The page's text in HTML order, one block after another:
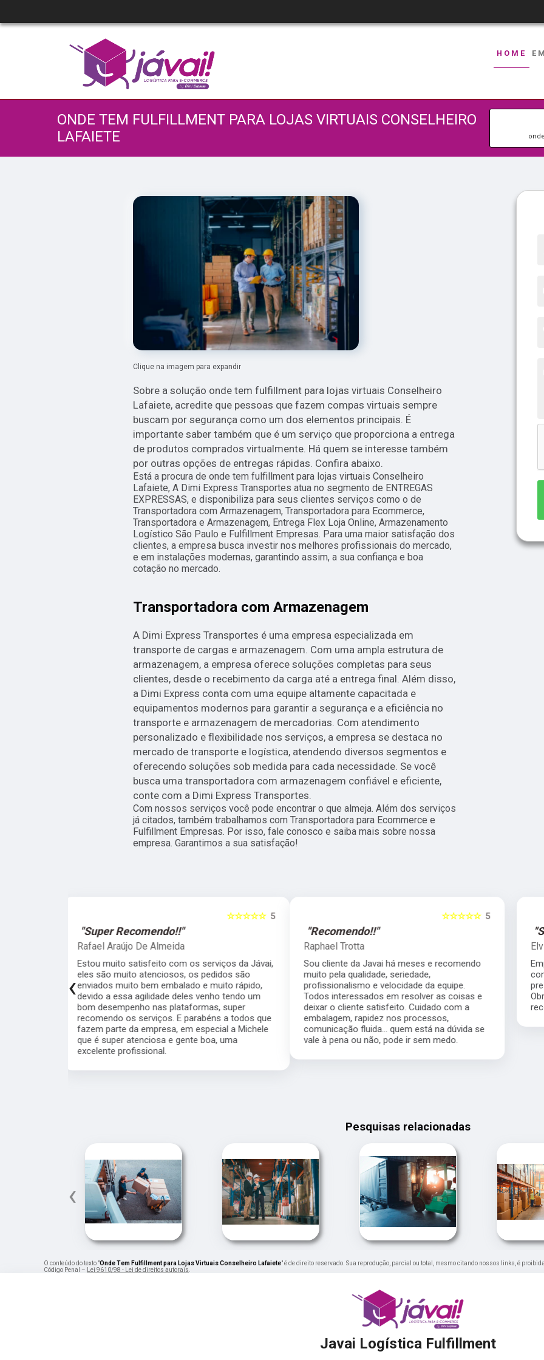
HOME
ONDE TEM FULFILLMENT PARA LOJAS VIRTUAIS CONSELHEIRO
LAFAIETE
Clique na imagem para expandir
Sobre a solução onde tem fulfillment para lojas virtuais Conselheiro
Lafaiete, acredite que pessoas que fazem compas virtuais sempre
buscam por segurança como um dos elementos principais. É
importante saber também que é um serviço que proporciona a entrega
de produtos comprados virtualmente. Há quem se interesse também
por outras opções de entregas rápidas. Confira abaixo.
Está a procura de onde tem fulfillment para lojas virtuais Conselheiro
Lafaiete, A Dimi Express Transportes atua no segmento de ENTREGAS
EXPRESSAS, e disponibiliza para seus clientes serviços como o de
Transportadora com Armazenagem, Transportadora para Ecommerce,
Transportadora e Armazenagem, Entrega Flex Loja Online, Armazenamento
Logístico São Paulo e Fulfillment Empresas. Para uma maior satisfação dos
clientes, a empresa busca investir nos melhores profissionais do mercado,
e em instalações modernas, garantindo assim, a sua confiança e boa
cotação no mercado.
Transportadora com Armazenagem
A Dimi Express Transportes é uma empresa especializada em
transporte de cargas e armazenagem. Com uma ampla estrutura de
armazenagem, a empresa oferece soluções completas para seus
clientes, desde o recebimento da carga até a entrega final. Além disso,
a Dimi Express conta com uma equipe altamente capacitada e
equipamentos modernos para garantir a segurança e a eficiência no
transporte e armazenagem de mercadorias. Com atendimento
personalizado e flexibilidade nos serviços, a empresa se destaca no
mercado de transporte e logística, atendendo diversos segmentos e
oferecendo soluções sob medida para cada necessidade. Se você
busca uma transportadora com armazenagem confiável e eficiente,
conte com a Dimi Express Transportes.
Com nossos serviços você pode encontrar o que almeja. Além dos serviços
já citados, também trabalhamos com Transportadora para Ecommerce e
Fulfillment Empresas. Por isso, fale conosco e saiba mais sobre nossa
empresa. Garantimos a sua satisfação!
5
☆☆☆☆☆
"Recomendo!!"
Raphael Trotta
Sou cliente da Javai há meses e recomendo
muito pela qualidade, seriedade,
profissionalismo e velocidade da equipe.
Todos interessados em resolver as coisas e
deixar o cliente satisfeito. Cuidado com a
embalagem, rapidez nos processos,
comunicação fluida... quem está na dúvida se
vale à pena ou não, pode ir sem medo.
☆☆☆☆☆
"Super Recomendo!!!"
Elvide Ricardo Vitorino
Empresa altamente competente, me atendeu
com muita rapidez, motorista muito
prestativo, e valor que nos ajudou muito.
Obrigado pelos serviços prestados super
recomendo.
‹
Pesquisas relacionadas
‹
O conteúdo do texto "Onde Tem Fulfillment para Lojas Virtuais Conselheiro Lafaiete" é de direito reservado. Sua reprodução, parcial ou total, mesmo citando nossos links, é
Código Penal –
Lei 9610/98 - Lei de direitos autorais
Javai Logística Fulfillment